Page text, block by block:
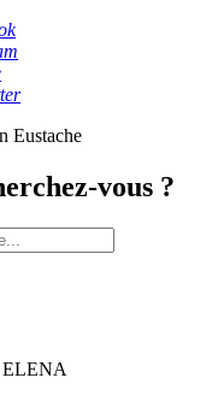
vous ?
ELENA